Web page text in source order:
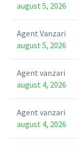
august 5, 2026
Agent Vanzari
august 5, 2026
Agent vanzari
august 4, 2026
Agent vanzari
august 4, 2026